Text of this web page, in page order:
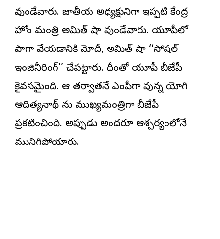
వుండేవారు. జాతీయ అధ్యక్షునిగా ఇప్పటి కేంద్ర
హోం మంత్రి అమిత్ షా వుండేవారు. యూపీలో
పాగా వేయడానికి మోదీ, అమిత్ షా ‘‘సోషల్
ఇంజినీరింగ్’’ చేపట్టారు. దీంతో యూపీ బీజేపీ
కైవసమైంది. ఆ తర్వాతనే ఎంపీగా వున్న యోగి
ఆదిత్యనాథ్ ను ముఖ్యమంత్రిగా బీజేపీ
ప్రకటించింది. అప్పుడు అందరూ ఆశ్చర్యంలోనే
మునిగిపోయారు.